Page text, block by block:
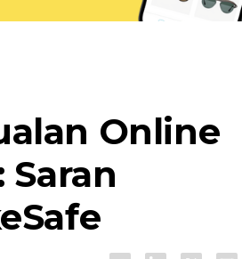
Online
Saran